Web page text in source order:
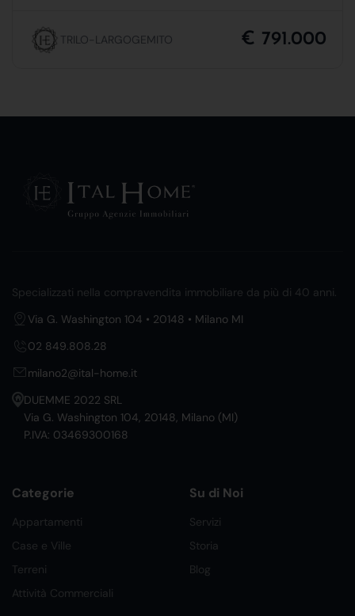
TRILO-LARGOGEMITO € 791.000
Specializzati nella compravendita immobiliare da più di 40 anni.
Via G. Washington 104 • 20148 • Milano MI
02 849.808.28
milano2@ital-home.it
DUEMME 2022 SRL
Via G. Washington 104, 20148, Milano (MI)
P.IVA: 03469300168
Categorie
Appartamenti
Case e Ville
Terreni
Attività Commerciali
Su di Noi
Servizi
Storia
Blog